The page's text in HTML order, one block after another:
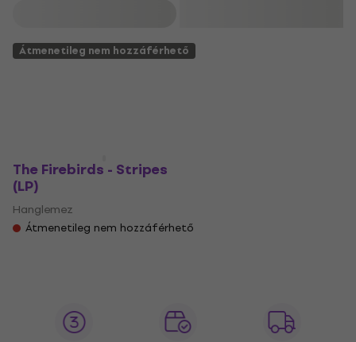
Átmenetileg nem hozzáférhető
The Firebirds - Stripes
(LP)
Hanglemez
Átmenetileg nem hozzáférhető